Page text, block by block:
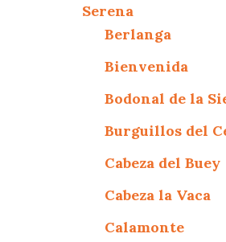
Serena
Berlanga
Bienvenida
Bodonal de la
Burguillos del
Cabeza del Buey
Cabeza la Vaca
Calamonte